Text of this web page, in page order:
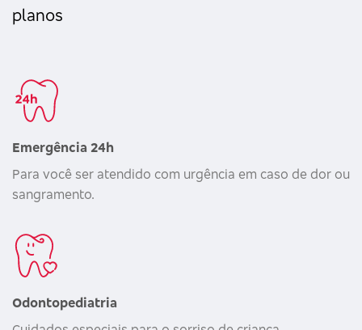
planos
Emergência 24h
Para você ser atendido com urgência em caso de dor ou
sangramento.
Odontopediatria